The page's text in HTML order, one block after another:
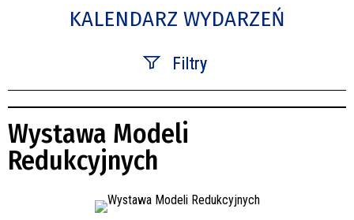
KALENDARZ WYDARZEŃ
Filtry
Kategoria
—
Wystawa Modeli
Redukcyjnych